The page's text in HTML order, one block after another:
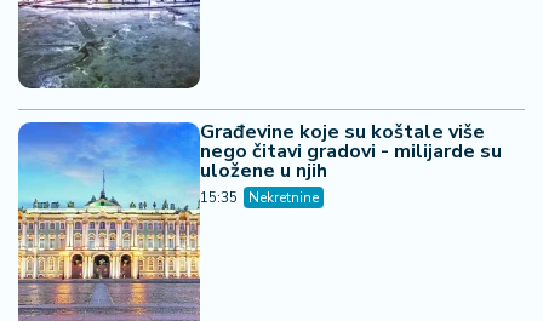
Građevine koje su koštale više
nego čitavi gradovi - milijarde su
uložene u njih
15:35 Nekretnine